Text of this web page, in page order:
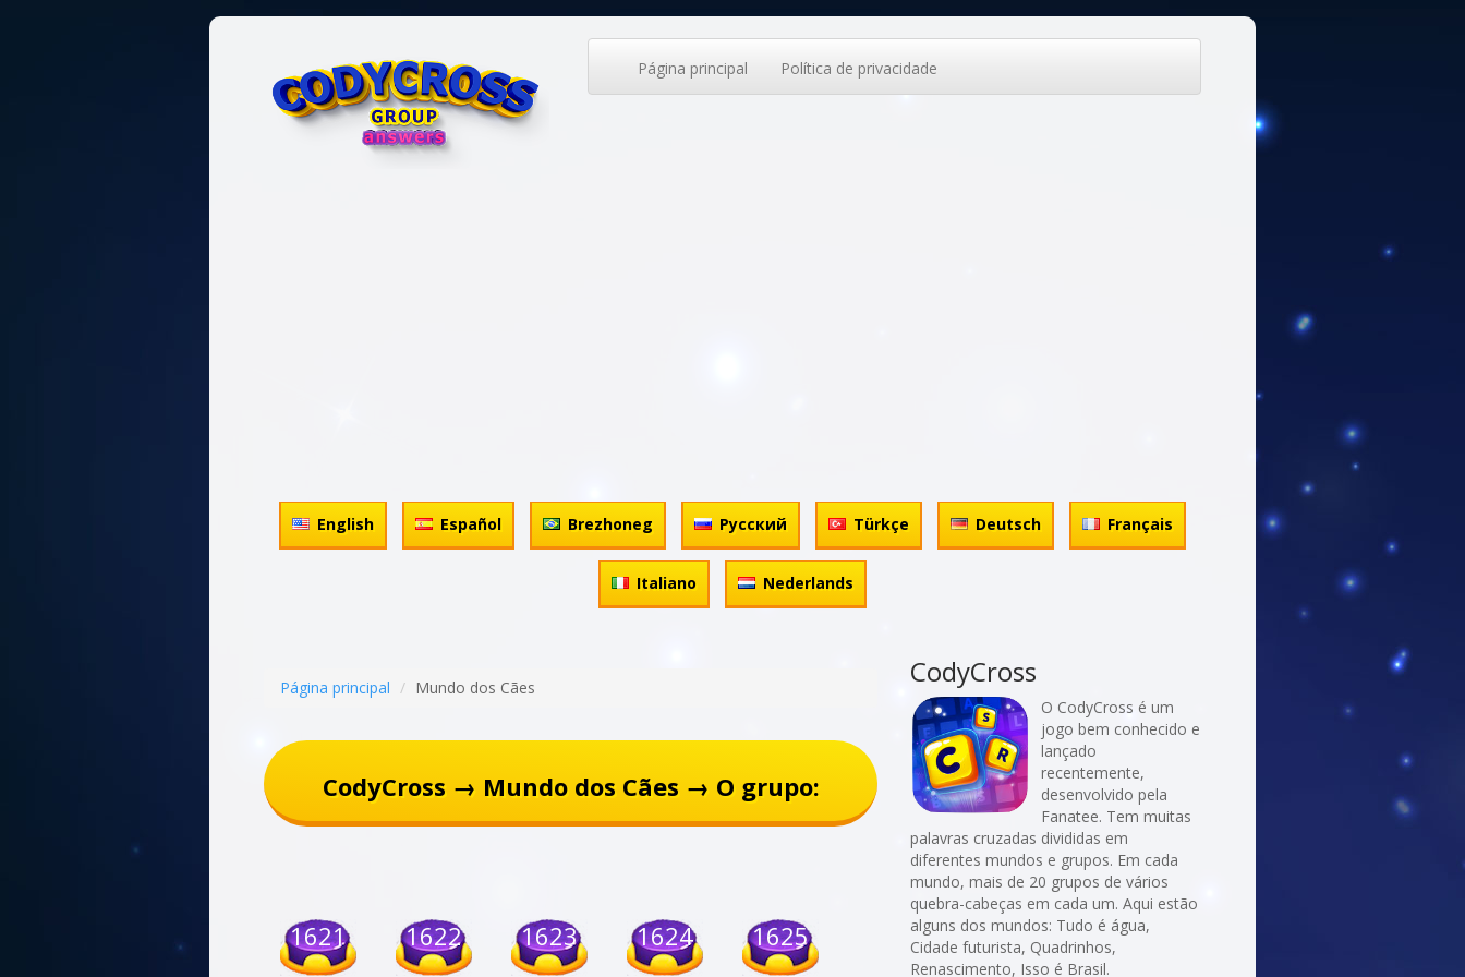
Página principal Política de privacidade
English Español Brezhoneg Русский Türkçe Deutsch Français
Italiano Nederlands
Página principal Mundo dos Cães
CodyCross → Mundo dos Cães → O grupo:
1621 1622 1623 1624 1625
CodyCross
O CodyCross é um
jogo bem conhecido e
lançado
recentemente,
desenvolvido pela
Fanatee. Tem muitas
palavras cruzadas divididas em
diferentes mundos e grupos. Em cada
mundo, mais de 20 grupos de vários
quebra-cabeças em cada um. Aqui estão
alguns dos mundos: Tudo é água,
Cidade futurista, Quadrinhos,
Renascimento, Isso é Brasil.